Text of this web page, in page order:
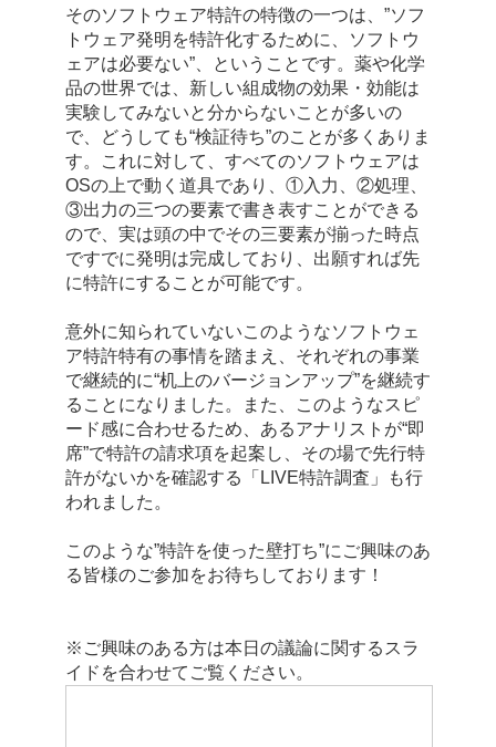
そのソフトウェア特許の特徴の一つは、”ソフ
トウェア発明を特許化するために、ソフトウ
ェアは必要ない”、ということです。薬や化学
品の世界では、新しい組成物の効果・効能は
実験してみないと分からないことが多いの
で、どうしても“検証待ち”のことが多くありま
す。これに対して、すべてのソフトウェアは
OSの上で動く道具であり、①入力、②処理、
③出力の三つの要素で書き表すことができる
ので、実は頭の中でその三要素が揃った時点
ですでに発明は完成しており、出願すれば先
に特許にすることが可能です。
意外に知られていないこのようなソフトウェ
ア特許特有の事情を踏まえ、それぞれの事業
で継続的に“机上のバージョンアップ”を継続す
ることになりました。また、このようなスピ
ード感に合わせるため、あるアナリストが“即
席”で特許の請求項を起案し、その場で先行特
許がないかを確認する「LIVE特許調査」も行
われました。
このような”特許を使った壁打ち”にご興味のあ
る皆様のご参加をお待ちしております！
※ご興味のある方は本日の議論に関するスラ
イドを合わせてご覧ください。